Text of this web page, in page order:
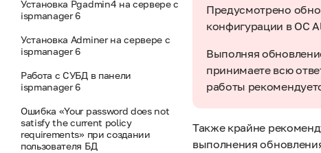
Установка Pgadmin4 на сервере с
ispmanager 6
Установка Adminer на сервере с
ispmanager 6
Работа с СУБД в панели
ispmanager 6
Ошибка «Your password does not
satisfy the current policy
requirements» при создании
пользователя БД
Предусмотрено
конфигурации в ОС
Выполняя
принимаете всю
работы
Также крайне
выполнения